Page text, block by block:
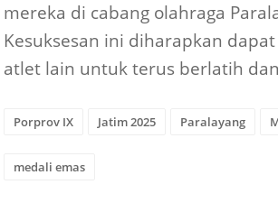
mereka di cabang olahraga
Kesuksesan ini diharapkan
atlet lain untuk terus berlatih
Porprov IX Jatim 2025 Paralayang
medali emas